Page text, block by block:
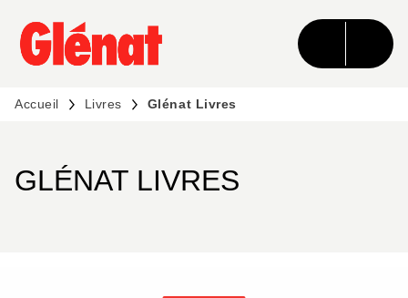
MENU RECHERCHE CONTENU
PIED DE PAGE
Accueil Livres Glénat Livres
GLÉNAT LIVRES